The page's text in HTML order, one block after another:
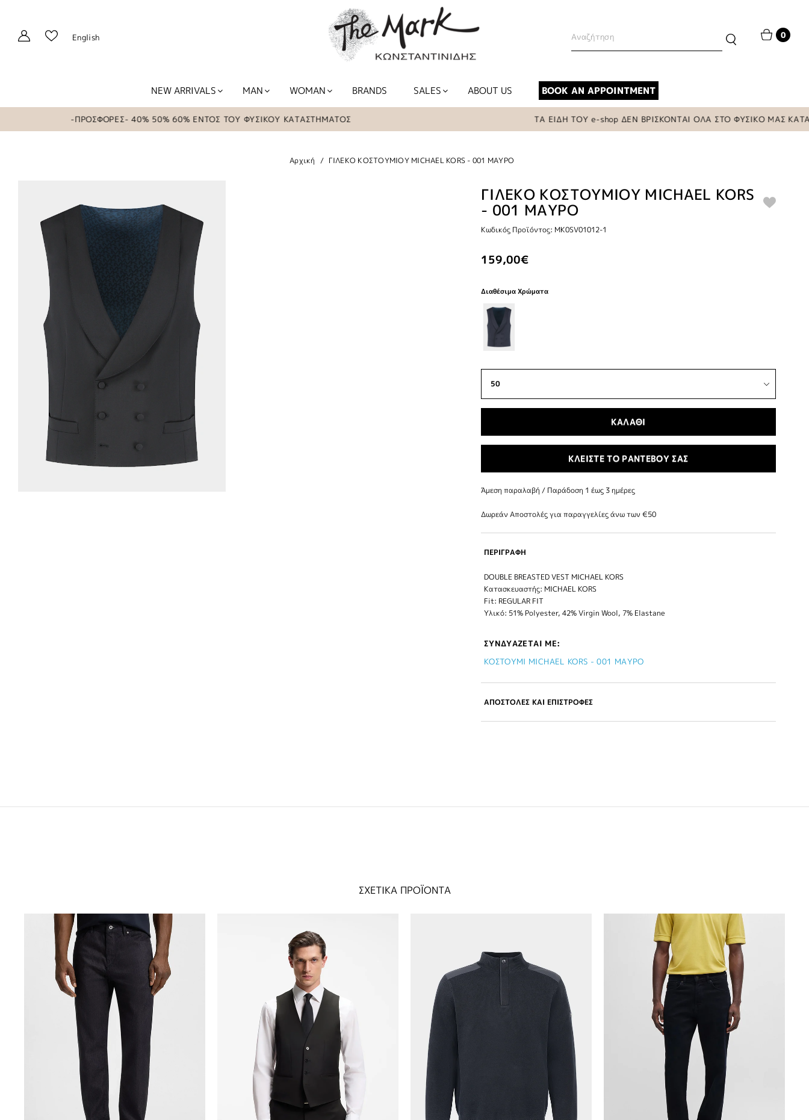
English 0
NEW ARRIVALS MAN WOMAN BRANDS SALES ABOUT US BOOK AN APPOINTMENT
-ΠΡΟΣΦΟΡΕΣ- 40% 50% 60% ΕΝΤΟΣ ΤΟΥ ΦΥΣΙΚΟΥ ΚΑΤΑΣΤΗΜΑΤΟΣ ΤΑ ΕΙΔΗ ΤΟΥ e-shop ΔΕΝ ΒΡΙΣΚΟΝΤΑΙ ΟΛΑ ΣΤΟ ΦΥΣΙΚΟ ΜΑΣ
Αρχική ΓΙΛΕΚΟ ΚΟΣΤΟΥΜΙΟΥ MICHAEL KORS - 001 ΜΑΥΡΟ
ΓΙΛΕΚΟ ΚΟΣΤΟΥΜΙΟΥ MICHAEL KORS
- 001 ΜΑΥΡΟ
Κωδικός Προϊόντος: MK0SV01012-1
159,00€
Διαθέσιμα Χρώματα
ΚΑΛΑΘΙ
ΚΛΕΙΣΤΕ ΤΟ ΡΑΝΤΕΒΟΥ ΣΑΣ
Άμεση παραλαβή / Παράδoση 1 έως 3 ημέρες
Δωρεάν Αποστολές για παραγγελίες άνω των €50
ΠΕΡΙΓΡΑΦΗ
DOUBLE BREASTED VEST MICHAEL KORS
Κατασκευαστής: MICHAEL KORS
Fit: REGULAR FIT
Υλικό: 51% Polyester, 42% Virgin Wool, 7% Elastane
ΣΥΝΔΥΑΖΕΤΑΙ ΜΕ:
ΚΟΣΤΟΥΜΙ MICHAEL KORS - 001 ΜΑΥΡΟ
ΑΠΟΣΤΟΛΕΣ ΚΑΙ ΕΠΙΣΤΡΟΦΕΣ
ΣΧΕΤΙΚΑ ΠΡΟΪΟΝΤΑ